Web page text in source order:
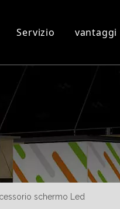
Servizio vantaggi
schermo Led